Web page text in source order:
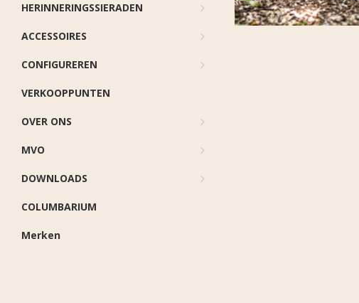
HERINNERINGSSIERADEN
ACCESSOIRES
CONFIGUREREN
VERKOOPPUNTEN
OVER ONS
MVO
DOWNLOADS
COLUMBARIUM
Merken